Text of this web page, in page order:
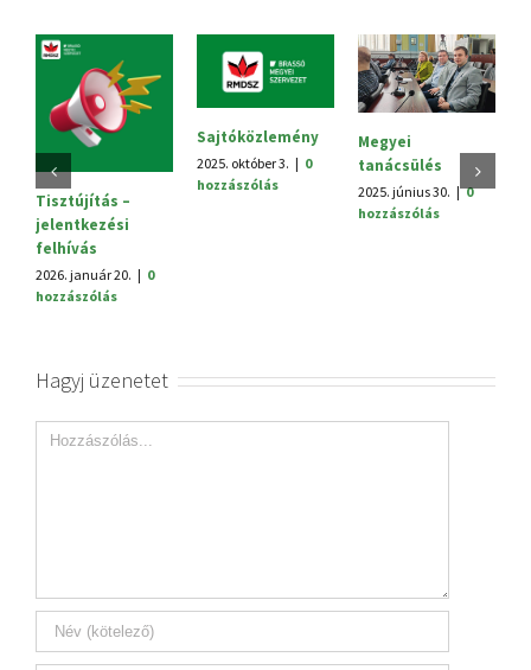
Tisztújítás –
jelentkezési
felhívás
2026. január 20. | 0
hozzászólás
Sajtóközlemény
2025. október 3. | 0
hozzászólás
Megyei
tanácsülés
2025. június 30. | 0
hozzászólás
Hagyj üzenetet